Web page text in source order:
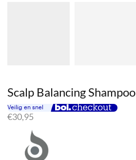
Scalp Balancing Shampoo
€30,95